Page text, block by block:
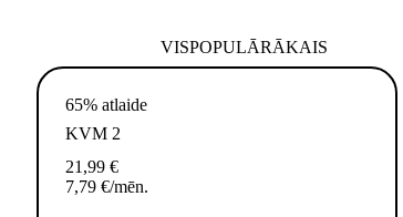
VISPOPULĀRĀKAIS
65% atlaide
KVM 2
21,99 €
7,79 €/mēn.